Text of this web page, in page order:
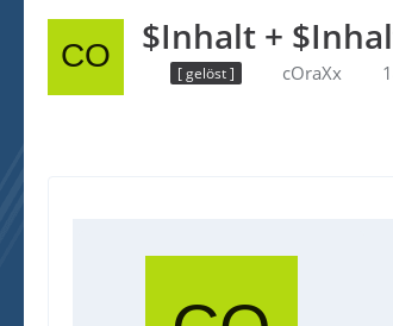
$Inhalt +
[ gelöst ] cOraXx